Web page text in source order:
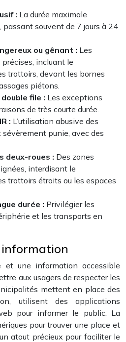
: La durée maximale
passant souvent de 7 jours à 24
ou gênant : Les
incluant le
trottoirs, devant les bornes
piétons.
file : Les exceptions
de très courte durée.
: L’utilisation abusive des
punie, avec des
deux-roues : Des zones
interdisant le
trottoirs étroits ou les espaces
durée : Privilégier les
et les transports en
et une information accessible
aux usagers de respecter les
mettent en place des
utilisent des applications
pour informer le public. La
pour trouver une place et
atout précieux pour faciliter le